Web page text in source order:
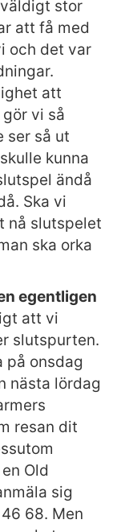
stor
att få med
och det var
att
vi så
ser så ut
kunna
ändå
Ska vi
nå slutspelet
ska orka
egentligen
att vi
slutspurten.
på onsdag
nästa lördag
resan dit
Old
sig
68. Men